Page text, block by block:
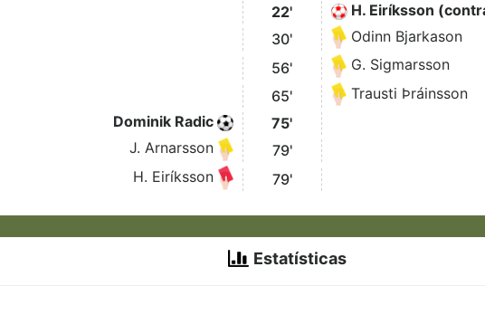
22'
H. Eiríksson
30'
Odinn Bjarkason
56'
G. Sigmarsson
65'
Trausti Þráinsson
Dominik Radic
75'
J. Arnarsson
79'
H. Eiríksson
79'
Estatísticas